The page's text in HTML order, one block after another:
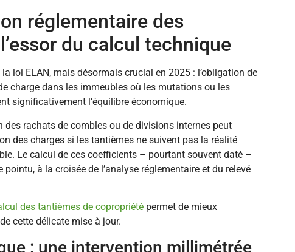
réglementaire des
du calcul technique
loi ELAN, mais désormais crucial en 2025 : l’obligation de
charge dans les immeubles où les mutations ou les
significativement l’équilibre économique.
des rachats de combles ou de divisions internes peut
des charges si les tantièmes ne suivent pas la réalité
Le calcul de ces coefficients – pourtant souvent daté –
à la croisée de l’analyse réglementaire et du relevé
des tantièmes de copropriété permet de mieux
cette délicate mise à jour.
: une intervention millimétrée